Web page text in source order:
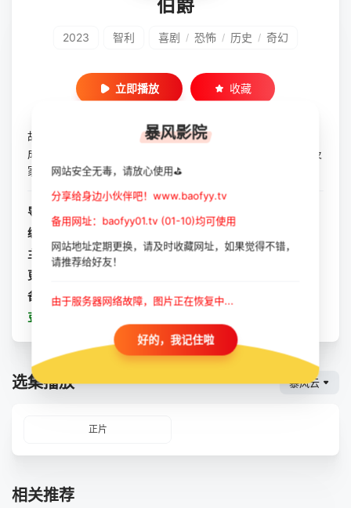
伯爵
2023 智利 喜剧 / 恐怖 / 历史 / 奇幻
立即播放 收藏
故事智利独裁者奥古斯托·皮诺切特展开，他并没有死，而是
成为了吸血鬼。在这个世界上呆了250年之后，自身耻辱以及
家庭冲突所带来的疾病，令他决定永远地死去。
导演：
编剧：
主演： 安帕罗·诺格拉 阿尔佛莱德·卡斯特罗 / 迭戈·穆尼奥斯
更新：
备注： 正片
豆瓣：
选集播放 暴风云
正片
相关推荐
暴风影院
网站安全无毒，请放心使用⛳
分享给身边小伙伴吧！www.baofyy.tv
备用网址：baofyy01.tv (01-10)均可使用
网站地址定期更换，请及时收藏网址，如果觉得不错，
请推荐给好友！
由于服务器网络故障，图片正在恢复中...
好的，我记住啦